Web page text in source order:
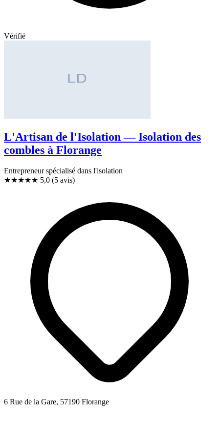
Vérifié
L'Artisan de l'Isolation — Isolation des
combles à Florange
Entrepreneur spécialisé dans l'isolation
★★★★★ 5,0 (5 avis)
6 Rue de la Gare, 57190 Florange